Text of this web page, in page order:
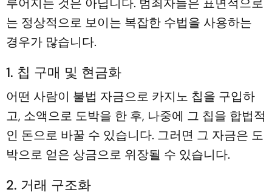
루어지는 것은 아닙니다. 범죄자들은 ​​표면적으로
는 정상적으로 보이는 복잡한 수법을 사용하는
경우가 많습니다.
1. 칩 구매 및 현금화
어떤 사람이 불법 자금으로 카지노 칩을 구입하
고, 소액으로 도박을 한 후, 나중에 그 칩을 합법적
인 돈으로 바꿀 수 있습니다. 그러면 그 자금은 도
박으로 얻은 상금으로 위장될 수 있습니다.
2. 거래 구조화